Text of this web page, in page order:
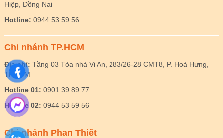
Hiệp, Đồng Nai
Hotline: 0944 53 59 56
Chi nhánh TP.HCM
Địa chỉ: Tầng 03 Tòa nhà Vi An, 283/26-28 CMT8, P. Hoà Hưng,
TP.HCM
Hotline 01: 0901 39 89 77
Hotline 02: 0944 53 59 56
Chi nhánh Phan Thiết